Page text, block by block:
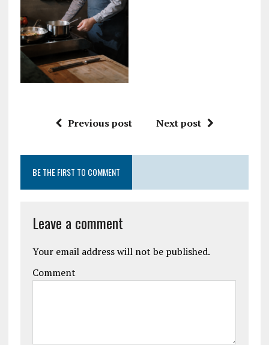
Previous post Next post
BE THE FIRST TO COMMENT
Leave a comment
Your email address will not be published.
Comment